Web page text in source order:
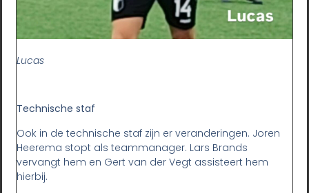
Lucas
Technische staf
Ook in de technische staf zijn er veranderingen. Joren
Heerema stopt als teammanager. Lars Brands
vervangt hem en Gert van der Vegt assisteert hem
hierbij.